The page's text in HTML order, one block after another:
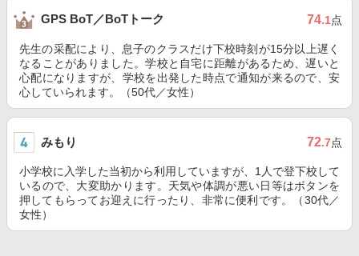
GPS BoT／BoTトーク 74.1点
先生の采配により、息子のクラスだけ下校時刻が15分以上遅く
なることがありました。学校と自宅に距離があるため、遅いと
心配になりますが、学校を出発した時点で通知が来るので、安
心していられます。（50代／女性）
みもり 72.7点
小学校に入学した当初から利用していますが、1人で登下校して
いるので、大変助かります。天気や体調が悪い日等はボタンを
押してもらってお迎えに行ったり、非常に便利です。（30代／
女性）